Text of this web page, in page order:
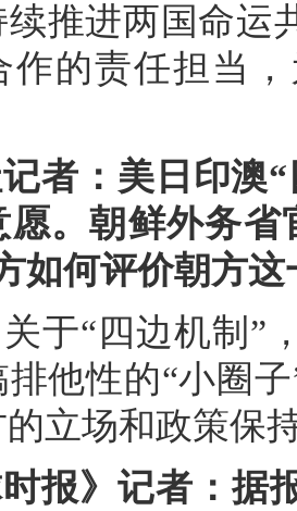
推进两国命运
作的责任担当
者：美日印澳
愿。朝鲜外务
如何评价朝方这
于“四边机制”
他性的“小圈
的立场和政策保
时报》记者：